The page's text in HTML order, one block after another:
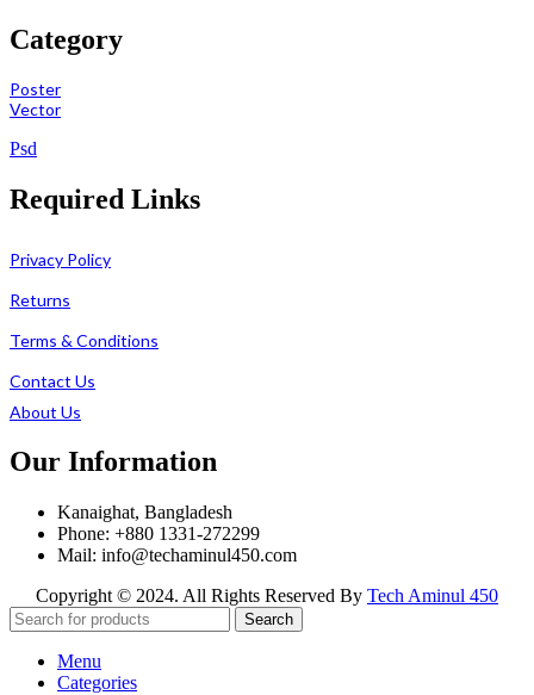
Category
Poster
Vector
Psd
Required Links
Privacy Policy
Returns
Terms & Conditions
Contact Us
About Us
Our Information
Kanaighat, Bangladesh
Phone: +880 1331-272299
Mail: info@techaminul450.com
Copyright © 2024. All Rights Reserved By Tech Aminul 450
Search
Menu
Categories